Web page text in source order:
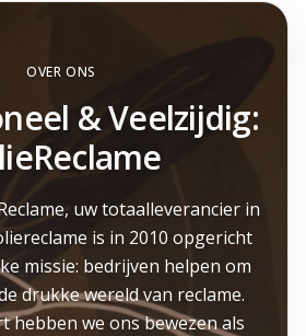
OVER ONS
& Veelzijdig:
uw totaalleverancier in
is in 2010 opgericht
missie: bedrijven helpen om
drukke wereld van reclame.
hebben we ons bewezen als